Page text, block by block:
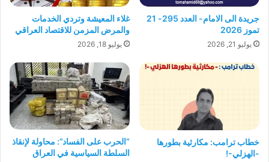
جريدة الى الامام- العدد 295- 21
تموز 2026
يوليو 21, 2026
غلاء المعيشة وتردي الخدمات
والمرض المزمن للاقتصاد العراقي
يوليو 18, 2026
خطاب ترامب: مكارثية بطورها
-الهزلي-!
“الحرب على الفساد”: محاولة لإنقاذ
السلطة السياسية في العراق